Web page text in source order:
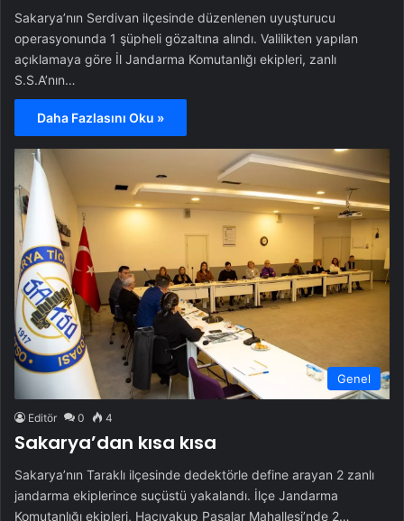
Sakarya’nın Serdivan ilçesinde düzenlenen uyuşturucu
operasyonunda 1 şüpheli gözaltına alındı. Valilikten yapılan
açıklamaya göre İl Jandarma Komutanlığı ekipleri, zanlı
S.S.A’nın…
Daha Fazlasını Oku »
Genel
Editör 0 4
Sakarya’dan kısa kısa
Sakarya’nın Taraklı ilçesinde dedektörle define arayan 2 zanlı
jandarma ekiplerince suçüstü yakalandı. İlçe Jandarma
Komutanlığı ekipleri, Hacıyakup Paşalar Mahallesi’nde 2…